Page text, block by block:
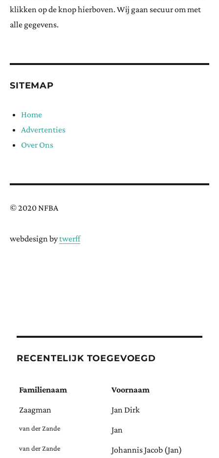
klikken op de knop hierboven. Wij gaan secuur om met
alle gegevens.
SITEMAP
Home
Advertenties
Over Ons
© 2020 NFBA
webdesign bytwerff
RECENTELIJK TOEGEVOEGD
Familienaam Voornaam
Zaagman Jan Dirk
van der Zande Jan
van der Zande Johannis Jacob (Jan)